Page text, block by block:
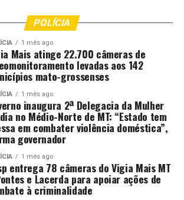
VG
VG
VG
POLÍCIA
1 mês ago
Mais atinge 22.700 câmeras de
levadas aos 142
mato-grossenses
1 mês ago
inaugura 2ª Delegacia da Mulher
no Médio-Norte de MT: “Estado tem
em combater violência doméstica”,
governador
1 mês ago
entrega 78 câmeras do Vigia Mais MT
e Lacerda para apoiar ações de
à criminalidade